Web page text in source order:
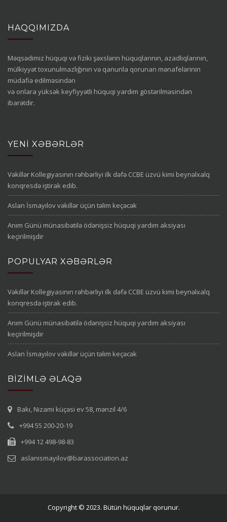
HAQQIMIZDA
Məqsədimiz hüquqi və fiziki şəxslərin hüquqlarının, azadlıqlarının,
mülkiyyət toxunulmazlığının və qanunla qorunan mənafelərinin
müdafiə edilməsindən
və onlara yüksək keyfiyyətli hüquqi yardım göstərilməsindən
ibarətdir.
YENI XƏBƏRLƏR
Vəkillər Kollegiyasının rəhbərliyi ilk dəfə CCBE üzvü kimi beynəlxalq
konqresdə iştirak edib.
Aslan İsmayılov vəkillər üçün təlim keçəcək
Anım Günü münasibətilə ödənişsiz hüquqi yardım aksiyası
keçirilmişdir
POPULYAR XƏBƏRLƏR
Vəkillər Kollegiyasının rəhbərliyi ilk dəfə CCBE üzvü kimi beynəlxalq
konqresdə iştirak edib.
Anım Günü münasibətilə ödənişsiz hüquqi yardım aksiyası
keçirilmişdir
Aslan İsmayılov vəkillər üçün təlim keçəcək
BIZIMLƏ ƏLAQƏ
Bakı, Nizami küçəsi ev 58, mənzil 4/6
+994 55 200-20-19
+994 12 498-98-83
aslanismayilov@barassociation.az
Copyright © 2023. Bütün hüquqlar qorunur.